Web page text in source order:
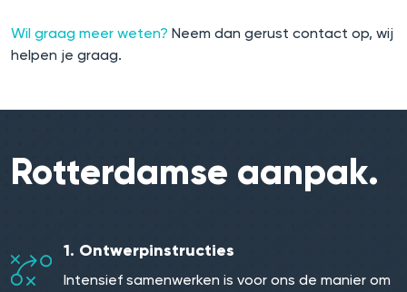
Wil graag meer weten? Neem dan gerust contact op, wij
helpen je graag.
Rotterdamse aanpak.
1. Ontwerpinstructies
Intensief samenwerken is voor ons de manier om